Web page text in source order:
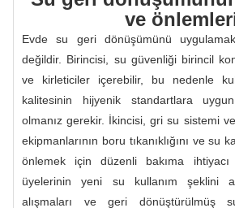
ve
Evde su geri dönüşümünü
değildir. Birincisi, su güvenliği birincil
ve kirleticiler içerebilir, bu nedenle
kalitesinin hijyenik standartlara
olmanız gerekir. İkincisi, gri su sistemi
ekipmanlarının boru tıkanıklığını ve su
önlemek için düzenli bakıma ihtiyacı
üyelerinin yeni su kullanım şeklini
alışmaları ve geri dönüştürülmüş